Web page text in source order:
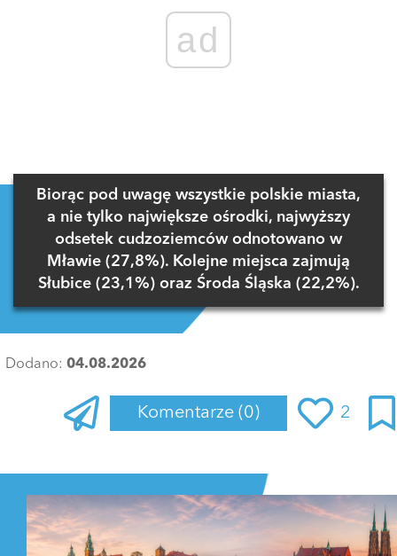
ad
Biorąc pod uwagę wszystkie polskie miasta,
a nie tylko największe ośrodki, najwyższy
odsetek cudzoziemców odnotowano w
Mławie (27,8%). Kolejne miejsca zajmują
Słubice (23,1%) oraz Środa Śląska (22,2%).
Dodano: 04.08.2026
Komentarze (0) 2